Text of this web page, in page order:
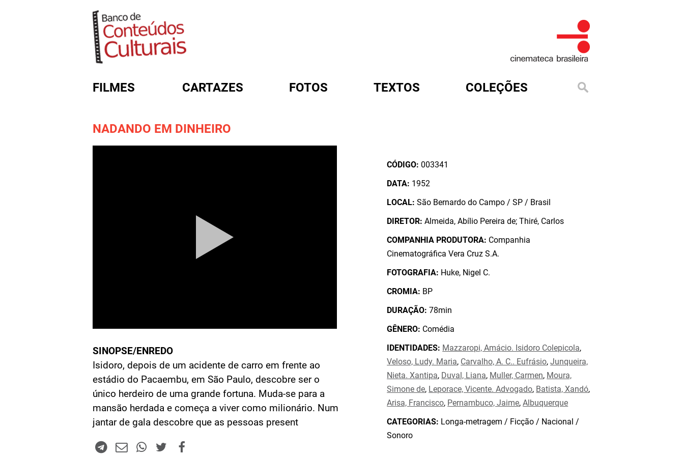
FILMES CARTAZES FOTOS TEXTOS COLEÇÕES
NADANDO EM DINHEIRO
SINOPSE/ENREDO
Isidoro, depois de um acidente de carro em frente ao
estádio do Pacaembu, em São Paulo, descobre ser o
único herdeiro de uma grande fortuna. Muda-se para a
mansão herdada e começa a viver como milionário. Num
jantar de gala descobre que as pessoas present
CÓDIGO: 003341
DATA: 1952
LOCAL: São Bernardo do Campo / SP / Brasil
DIRETOR: Almeida, Abílio Pereira de; Thiré, Carlos
COMPANHIA PRODUTORA: Companhia
Cinematográfica Vera Cruz S.A.
FOTOGRAFIA: Huke, Nigel C.
CROMIA: BP
DURAÇÃO: 78min
GÊNERO: Comédia
IDENTIDADES: Mazzaropi, Amácio. Isidoro Colepicola,
Veloso, Ludy. Maria, Carvalho, A. C.. Eufrásio,Junqueira,
Nieta. Xantipa, Duval, Liana, Muller, Carmen, Moura,
Simone de, Leporace, Vicente. Advogado, Batista, Xandó,
Arisa, Francisco, Pernambuco, Jaime,Albuquerque
CATEGORIAS: Longa-metragem / Ficção / Nacional /
Sonoro